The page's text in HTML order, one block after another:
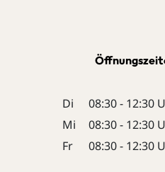
Di
08:30 - 12:30
Mi
08:30 - 12:30
Fr
08:30 - 12:30